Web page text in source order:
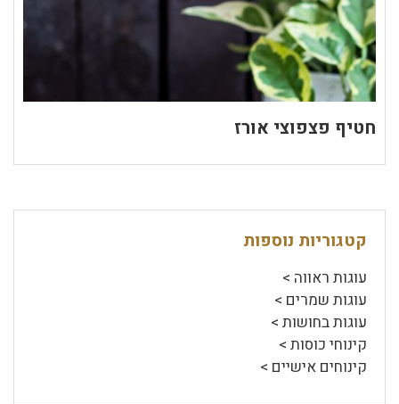
חטיף פצפוצי אורז
קטגוריות נוספות
עוגות ראווה >
עוגות שמרים >
עוגות בחושות >
קינוחי כוסות >
קינוחים אישיים >